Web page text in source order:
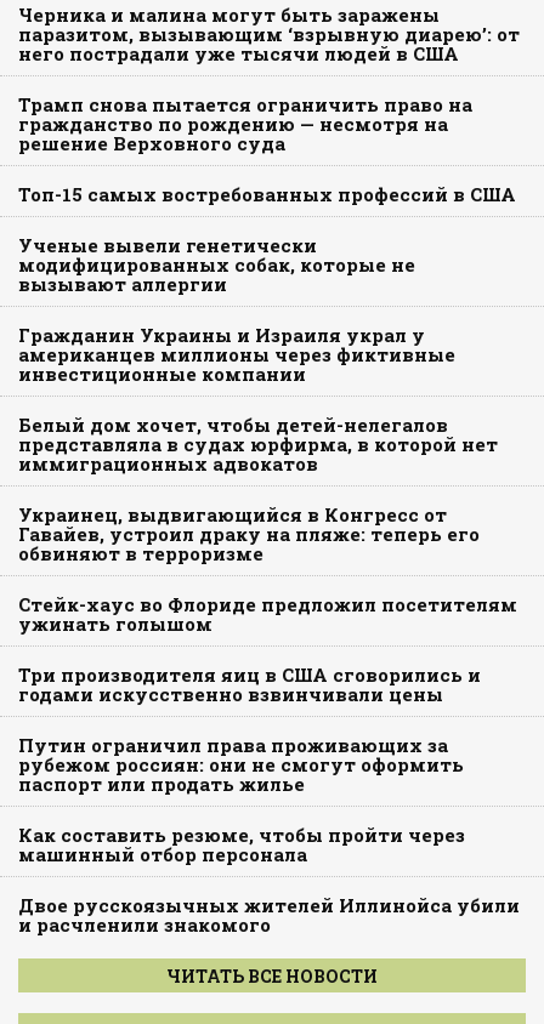
Черника и малина могут быть заражены
паразитом, вызывающим ‘взрывную диарею’: от
него пострадали уже тысячи людей в США
Трамп снова пытается ограничить право на
гражданство по рождению — несмотря на
решение Верховного суда
Топ-15 самых востребованных профессий в США
Ученые вывели генетически
модифицированных собак, которые не
вызывают аллергии
Гражданин Украины и Израиля украл у
американцев миллионы через фиктивные
инвестиционные компании
Белый дом хочет, чтобы детей-нелегалов
представляла в судах юрфирма, в которой нет
иммиграционных адвокатов
Украинец, выдвигающийся в Конгресс от
Гавайев, устроил драку на пляже: теперь его
обвиняют в терроризме
Стейк-хаус во Флориде предложил посетителям
ужинать голышом
Три производителя яиц в США сговорились и
годами искусственно взвинчивали цены
Путин ограничил права проживающих за
рубежом россиян: они не смогут оформить
паспорт или продать жилье
Как составить резюме, чтобы пройти через
машинный отбор персонала
Двое русскоязычных жителей Иллинойса убили
и расчленили знакомого
ЧИТАТЬ ВСЕ НОВОСТИ